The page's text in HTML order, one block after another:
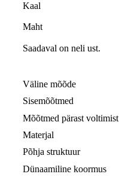
Kaal
Maht
Saadaval on neli ust.
Väline mõõde
Sisemõõtmed
Mõõtmed pärast voltimist
Materjal
Põhja struktuur
Dünaamiline koormus